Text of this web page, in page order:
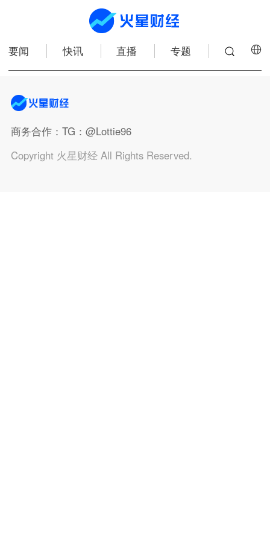
要闻 快讯 直播 专题
商务合作：TG：@Lottie96
Copyright 火星财经 All Rights Reserved.